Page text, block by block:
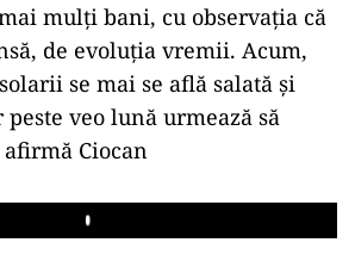
mulți bani, cu observația că
de evoluția vremii. Acum,
se mai se află salată și
veo lună urmează să
Ciocan
Play